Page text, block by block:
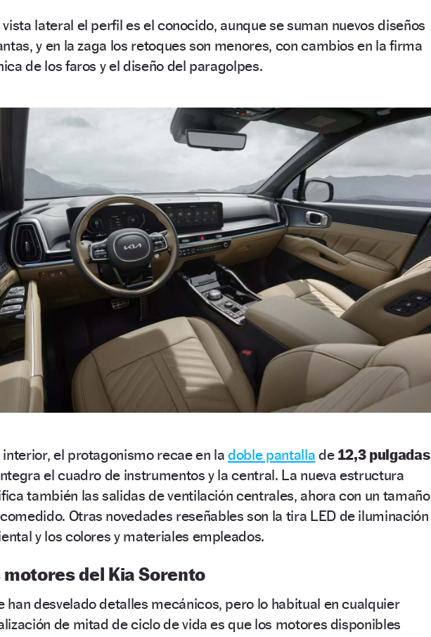
vista lateral el perfil es el conocido, aunque se suman nuevos diseños
y en la zaga los retoques son menores, con cambios en la firma
de los faros y el diseño del paragolpes.
interior, el protagonismo recae en ladoble pantalla de 12,3 pulgadas
el cuadro de instrumentos y la central. La nueva estructura
también las salidas de ventilación centrales, ahora con un tamaño
Otras novedades reseñables son la tira LED de iluminación
y los colores y materiales empleados.
motores del Kia Sorento
han desvelado detalles mecánicos, pero lo habitual en cualquier
de mitad de ciclo de vida es que los motores disponibles